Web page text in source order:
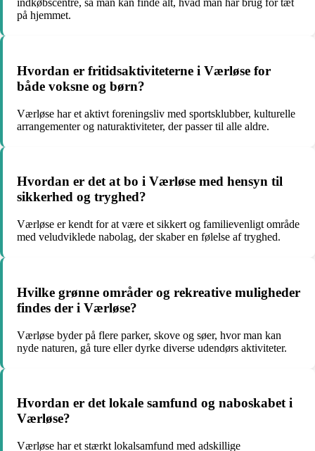
indkøbscentre, så man kan finde alt, hvad man har brug for tæt
på hjemmet.
Hvordan er fritidsaktiviteterne i Værløse for
både voksne og børn?
Værløse har et aktivt foreningsliv med sportsklubber, kulturelle
arrangementer og naturaktiviteter, der passer til alle aldre.
Hvordan er det at bo i Værløse med hensyn til
sikkerhed og tryghed?
Værløse er kendt for at være et sikkert og familievenligt område
med veludviklede nabolag, der skaber en følelse af tryghed.
Hvilke grønne områder og rekreative muligheder
findes der i Værløse?
Værløse byder på flere parker, skove og søer, hvor man kan
nyde naturen, gå ture eller dyrke diverse udendørs aktiviteter.
Hvordan er det lokale samfund og naboskabet i
Værløse?
Værløse har et stærkt lokalsamfund med adskillige